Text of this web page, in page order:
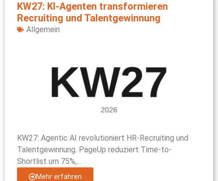
KW27: KI-Agenten transformieren
Recruiting und Talentgewinnung
Allgemein
KW27: Agentic AI revolutioniert HR-Recruiting und
Talentgewinnung. PageUp reduziert Time-to-
Shortlist um 75%,...
Mehr erfahren